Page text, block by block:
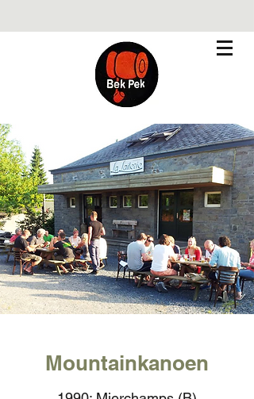
Mountainkanoen